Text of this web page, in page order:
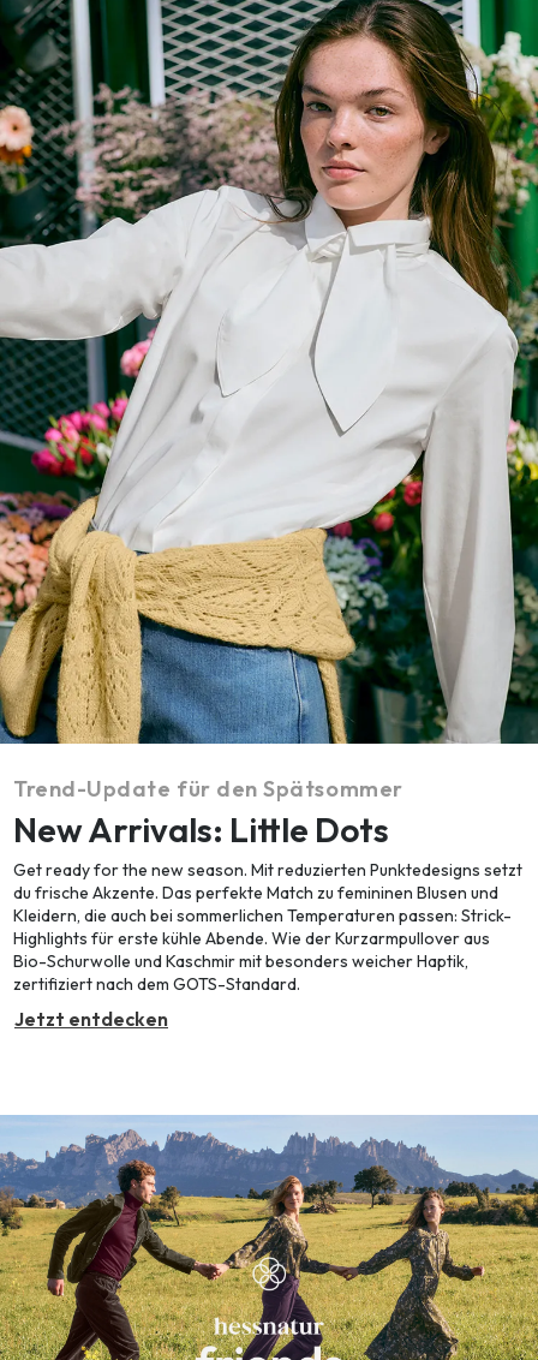
Trend-Update für den Spätsommer
New Arrivals: Little Dots
Get ready for the new season. Mit reduzierten Punktedesigns setzt
du frische Akzente. Das perfekte Match zu femininen Blusen und
Kleidern, die auch bei sommerlichen Temperaturen passen: Strick-
Highlights für erste kühle Abende. Wie der Kurzarmpullover aus
Bio-Schurwolle und Kaschmir mit besonders weicher Haptik,
zertifiziert nach dem GOTS-Standard.
Jetzt entdecken